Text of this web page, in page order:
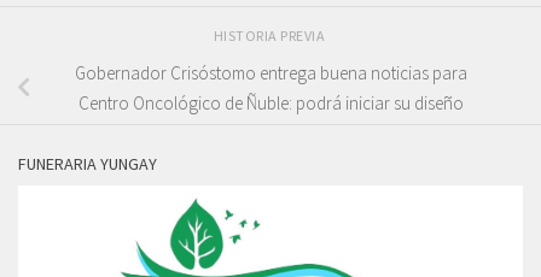
HISTORIA PREVIA
Gobernador Crisóstomo entrega buena noticias para
Centro Oncológico de Ñuble: podrá iniciar su diseño
FUNERARIA YUNGAY